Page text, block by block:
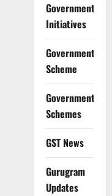
Government
Initiatives
Government
Scheme
Government
Schemes
GST News
Gurugram
Updates